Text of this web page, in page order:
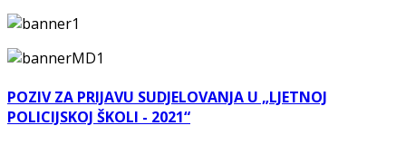
POZIV ZA PRIJAVU SUDJELOVANJA U „LJETNOJ
POLICIJSKOJ ŠKOLI - 2021“